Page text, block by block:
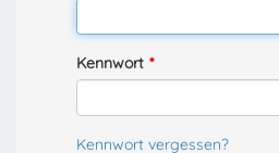
Kennwort
Kennwort vergessen?